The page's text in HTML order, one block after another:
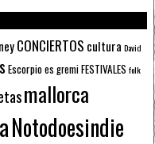
CONCIERTOS cultura David
Escorpioes gremiFESTIVALES folk
mallorca
Notodoesindie